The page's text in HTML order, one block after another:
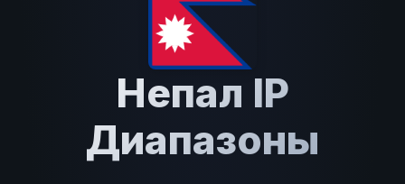
Непал IP
Диапазоны